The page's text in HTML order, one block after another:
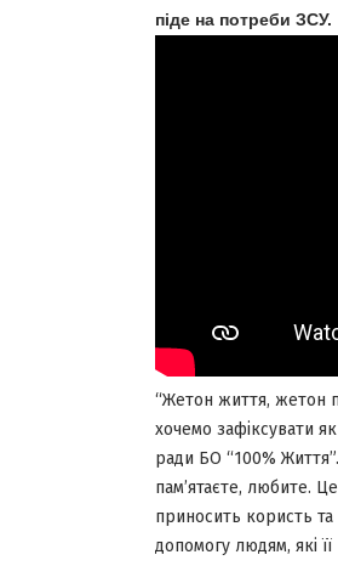
піде на потреби ЗСУ.
“Жетон життя, жетон
хочемо зафіксувати
ради БО “100%
пам’ятаєте, любите.
приносить користь
допомогу людям, які